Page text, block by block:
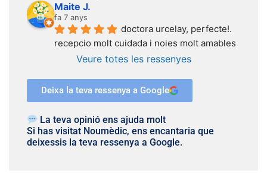
Maite J.
fa 7 anys
doctora urcelay, perfecte!.
recepcio molt cuidada i noies molt amables
Veure totes les ressenyes
Deixa la teva ressenya a Google
La teva opinió ens ajuda molt
Si has visitat Noumèdic, ens encantaria que
deixessis la teva ressenya a Google.